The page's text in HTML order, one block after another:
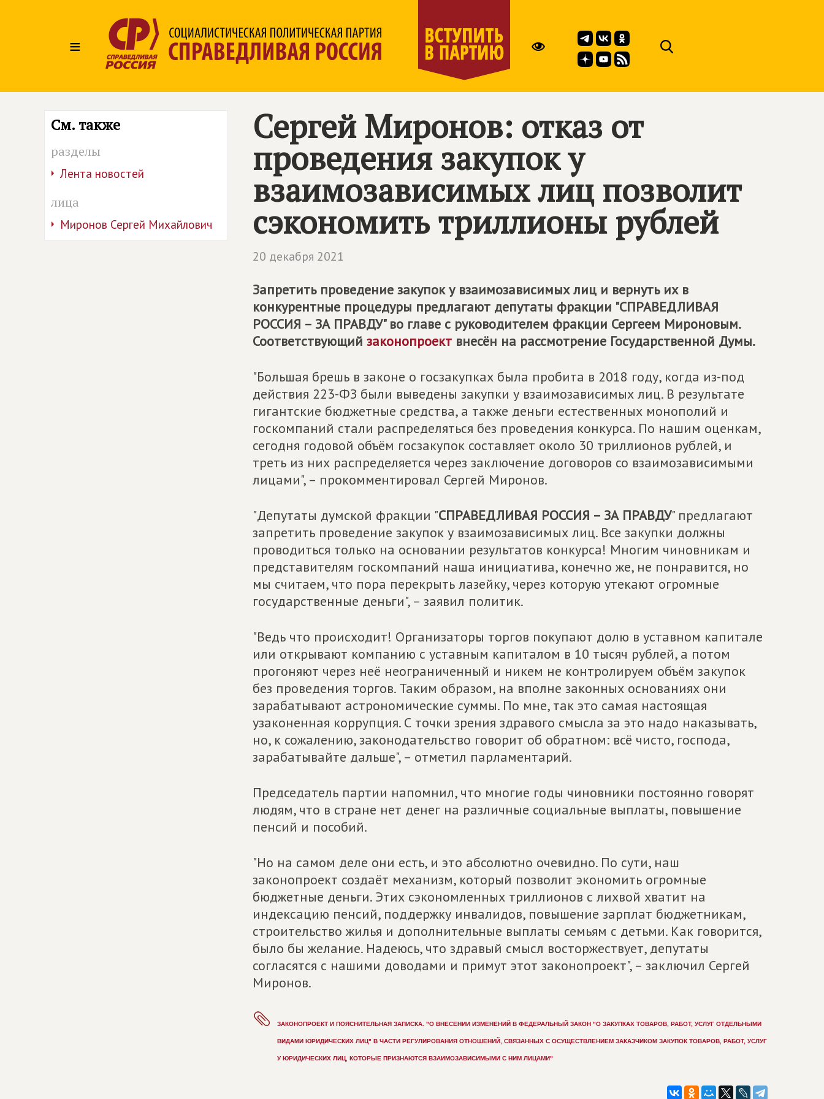
≡
См. также
разделы
Лента новостей
лица
Миронов Сергей Михайлович
Сергей Миронов: отказ от
проведения закупок у
взаимозависимых лиц позволит
сэкономить триллионы рублей
20 декабря 2021
Запретить проведение закупок у взаимозависимых лиц и вернуть их в
конкурентные процедуры предлагают депутаты фракции "СПРАВЕДЛИВАЯ
РОССИЯ – ЗА ПРАВДУ" во главе с руководителем фракции Сергеем Мироновым.
Соответствующий законопроект внесён на рассмотрение Государственной Думы.
"Большая брешь в законе о госзакупках была пробита в 2018 году, когда из-под
действия 223-ФЗ были выведены закупки у взаимозависимых лиц. В результате
гигантские бюджетные средства, а также деньги естественных монополий и
госкомпаний стали распределяться без проведения конкурса. По нашим оценкам,
сегодня годовой объём госзакупок составляет около 30 триллионов рублей, и
треть из них распределяется через заключение договоров со взаимозависимыми
лицами", – прокомментировал Сергей Миронов.
"Депутаты думской фракции "СПРАВЕДЛИВАЯ РОССИЯ – ЗА ПРАВДУ" предлагают
запретить проведение закупок у взаимозависимых лиц. Все закупки должны
проводиться только на основании результатов конкурса! Многим чиновникам и
представителям госкомпаний наша инициатива, конечно же, не понравится, но
мы считаем, что пора перекрыть лазейку, через которую утекают огромные
государственные деньги", – заявил политик.
"Ведь что происходит! Организаторы торгов покупают долю в уставном капитале
или открывают компанию с уставным капиталом в 10 тысяч рублей, а потом
прогоняют через неё неограниченный и никем не контролируем объём закупок
без проведения торгов. Таким образом, на вполне законных основаниях они
зарабатывают астрономические суммы. По мне, так это самая настоящая
узаконенная коррупция. С точки зрения здравого смысла за это надо наказывать,
но, к сожалению, законодательство говорит об обратном: всё чисто, господа,
зарабатывайте дальше", – отметил парламентарий.
Председатель партии напомнил, что многие годы чиновники постоянно говорят
людям, что в стране нет денег на различные социальные выплаты, повышение
пенсий и пособий.
"Но на самом деле они есть, и это абсолютно очевидно. По сути, наш
законопроект создаёт механизм, который позволит экономить огромные
бюджетные деньги. Этих сэкономленных триллионов с лихвой хватит на
индексацию пенсий, поддержку инвалидов, повышение зарплат бюджетникам,
строительство жилья и дополнительные выплаты семьям с детьми. Как говорится,
было бы желание. Надеюсь, что здравый смысл восторжествует, депутаты
согласятся с нашими доводами и примут этот законопроект", – заключил Сергей
Миронов.
ЗАКОНОПРОЕКТ И ПОЯСНИТЕЛЬНАЯ ЗАПИСКА. "О ВНЕСЕНИИ ИЗМЕНЕНИЙ В ФЕДЕРАЛЬНЫЙ ЗАКОН "О ЗАКУПКАХ ТОВАРОВ, РАБОТ, УСЛУГ ОТДЕЛЬНЫМИ
ВИДАМИ ЮРИДИЧЕСКИХ ЛИЦ" В ЧАСТИ РЕГУЛИРОВАНИЯ ОТНОШЕНИЙ, СВЯЗАННЫХ С ОСУЩЕСТВЛЕНИЕМ ЗАКАЗЧИКОМ ЗАКУПОК ТОВАРОВ, РАБОТ, УСЛУГ
У ЮРИДИЧЕСКИХ ЛИЦ, КОТОРЫЕ ПРИЗНАЮТСЯ ВЗАИМОЗАВИСИМЫМИ С НИМ ЛИЦАМИ"